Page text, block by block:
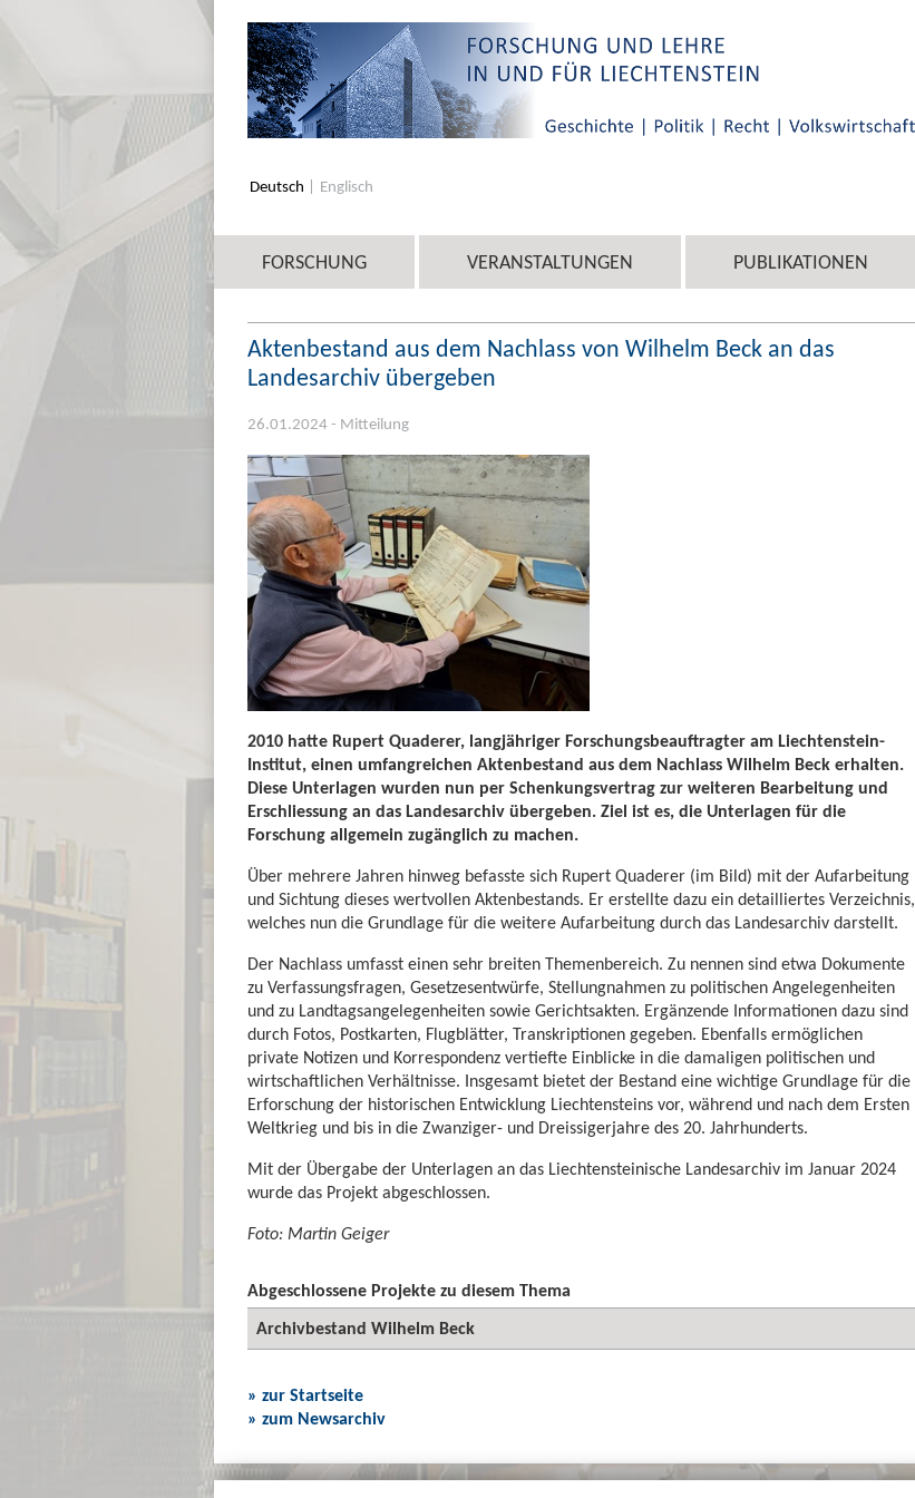
Deutsch Englisch
FORSCHUNG VERANSTALTUNGEN PUBLIKATIONEN
Aktenbestand aus dem Nachlass von Wilhelm Beck an das
Landesarchiv übergeben
26.01.2024 - Mitteilung
2010 hatte Rupert Quaderer, langjähriger Forschungsbeauftragter am Liechtenstein-
Institut, einen umfangreichen Aktenbestand aus dem Nachlass Wilhelm Beck erhalten.
Diese Unterlagen wurden nun per Schenkungsvertrag zur weiteren Bearbeitung und
Erschliessung an das Landesarchiv übergeben. Ziel ist es, die Unterlagen für die
Forschung allgemein zugänglich zu machen.
Über mehrere Jahren hinweg befasste sich Rupert Quaderer (im Bild) mit der Aufarbeitung
und Sichtung dieses wertvollen Aktenbestands. Er erstellte dazu ein detailliertes Verzeichnis,
welches nun die Grundlage für die weitere Aufarbeitung durch das Landesarchiv darstellt.
Der Nachlass umfasst einen sehr breiten Themenbereich. Zu nennen sind etwa Dokumente
zu Verfassungsfragen, Gesetzesentwürfe, Stellungnahmen zu politischen Angelegenheiten
und zu Landtagsangelegenheiten sowie Gerichtsakten. Ergänzende Informationen dazu sind
durch Fotos, Postkarten, Flugblätter, Transkriptionen gegeben. Ebenfalls ermöglichen
private Notizen und Korrespondenz vertiefte Einblicke in die damaligen politischen und
wirtschaftlichen Verhältnisse. Insgesamt bietet der Bestand eine wichtige Grundlage für die
Erforschung der historischen Entwicklung Liechtensteins vor, während und nach dem Ersten
Weltkrieg und bis in die Zwanziger- und Dreissigerjahre des 20. Jahrhunderts.
Mit der Übergabe der Unterlagen an das Liechtensteinische Landesarchiv im Januar 2024
wurde das Projekt abgeschlossen.
Foto: Martin Geiger
Abgeschlossene Projekte zu diesem Thema
Archivbestand Wilhelm Beck
» zur Startseite
» zum Newsarchiv